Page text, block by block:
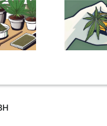
Sie über
und